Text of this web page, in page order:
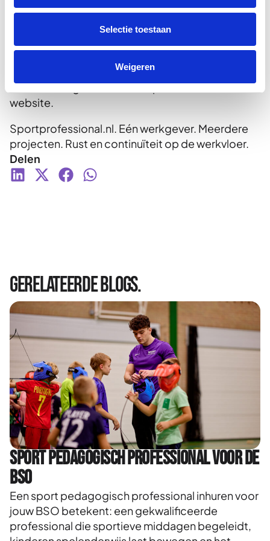
Selectie toestaan
Weigeren
Delen
mee en zorgen voor een oplossing die past bij
info@sportprofessional.nl
kennismaking in met onze experts via onze
website.
Sportprofessional.nl. Eén werkgever. Meerdere
projecten. Rust en continuïteit op de werkvloer.
Gerelateerde blogs.
Sport pedagogisch professional voor de
BSO
Een sport pedagogisch professional inhuren voor
jouw BSO betekent: een gekwalificeerde
professional die sportieve middagen begeleidt,